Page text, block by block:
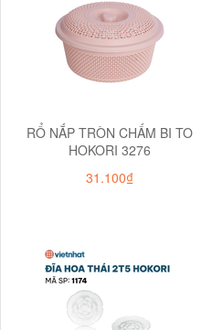
RỔ NẮP TRÒN CHẤM BI TO
HOKORI 3276
31.100₫